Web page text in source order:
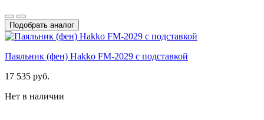
Подобрать аналог
Паяльник (фен) Hakko FM-2029 с подставкой
17 535 руб.
Нет в наличии